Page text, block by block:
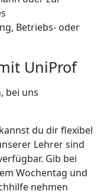
Betriebs- oder
UniProf
bei uns
du dir flexibel
Lehrer sind
Gib bei
Wochentag und
nehmen